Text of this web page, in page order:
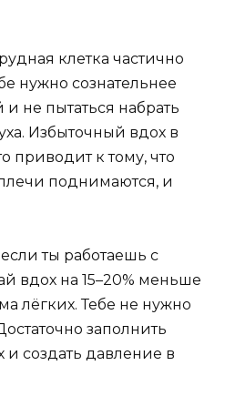
клетка частично
нужно сознательнее
не пытаться набрать
Избыточный вдох в
приводит к тому, что
поднимаются, и
ты работаешь с
вдох на 15–20% меньше
лёгких. Тебе не нужно
заполнить
создать давление в